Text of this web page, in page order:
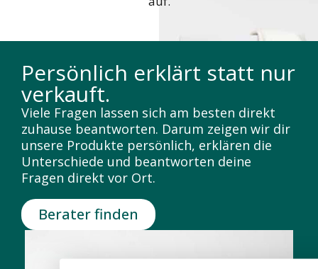
Persönlich erklärt statt nur
verkauft.
Viele Fragen lassen sich am besten direkt
zuhause beantworten. Darum zeigen wir dir
unsere Produkte persönlich, erklären die
Unterschiede und beantworten deine
Fragen direkt vor Ort.
Berater finden